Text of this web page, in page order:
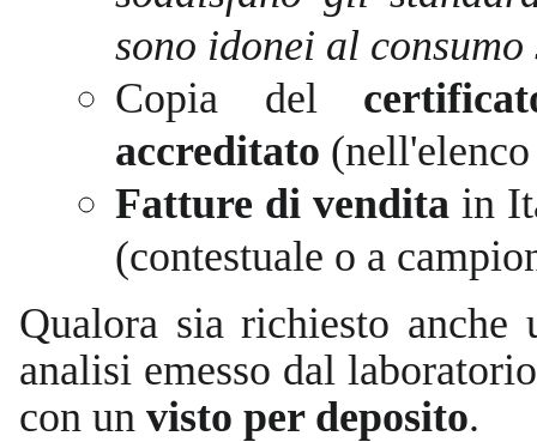
sono idonei al
Copia del
accreditato
Fatture di vendita in
(contestuale o a
Qualora sia richiesto
analisi emesso dal
con un visto per deposito.